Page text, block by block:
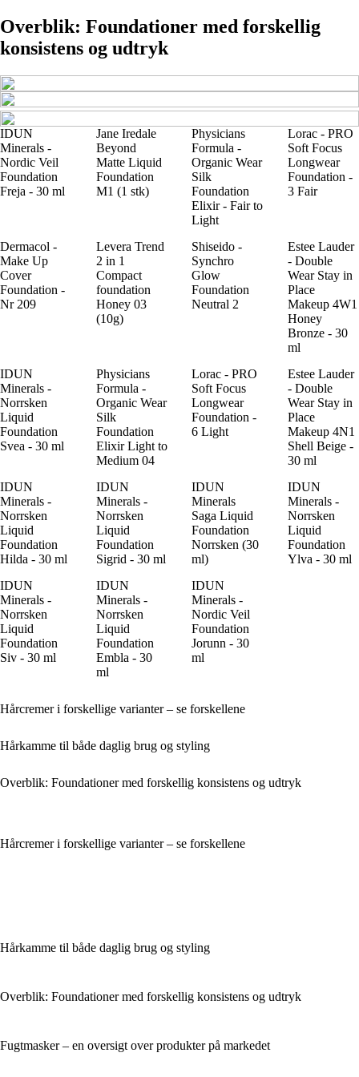
Overblik: Foundationer med forskellig
konsistens og udtryk
IDUN
Minerals -
Nordic Veil
Foundation
Freja - 30 ml
Jane Iredale
Beyond
Matte Liquid
Foundation
M1 (1 stk)
Physicians
Formula -
Organic Wear
Silk
Foundation
Elixir - Fair to
Light
Lorac - PRO
Soft Focus
Longwear
Foundation -
3 Fair
Dermacol -
Make Up
Cover
Foundation -
Nr 209
Levera Trend
2 in 1
Compact
foundation
Honey 03
(10g)
Shiseido -
Synchro
Glow
Foundation
Neutral 2
Estee Lauder
- Double
Wear Stay in
Place
Makeup 4W1
Honey
Bronze - 30
ml
IDUN
Minerals -
Norrsken
Liquid
Foundation
Svea - 30 ml
Physicians
Formula -
Organic Wear
Silk
Foundation
Elixir Light to
Medium 04
Lorac - PRO
Soft Focus
Longwear
Foundation -
6 Light
Estee Lauder
- Double
Wear Stay in
Place
Makeup 4N1
Shell Beige -
30 ml
IDUN
Minerals -
Norrsken
Liquid
Foundation
Hilda - 30 ml
IDUN
Minerals -
Norrsken
Liquid
Foundation
Sigrid - 30 ml
IDUN
Minerals
Saga Liquid
Foundation
Norrsken (30
ml)
IDUN
Minerals -
Norrsken
Liquid
Foundation
Ylva - 30 ml
IDUN
Minerals -
Norrsken
Liquid
Foundation
Siv - 30 ml
IDUN
Minerals -
Norrsken
Liquid
Foundation
Embla - 30
ml
IDUN
Minerals -
Nordic Veil
Foundation
Jorunn - 30
ml
Hårcremer i forskellige varianter – se forskellene
Hårkamme til både daglig brug og styling
Overblik: Foundationer med forskellig konsistens og udtryk
Hårcremer i forskellige varianter – se forskellene
Hårkamme til både daglig brug og styling
Overblik: Foundationer med forskellig konsistens og udtryk
Fugtmasker – en oversigt over produkter på markedet